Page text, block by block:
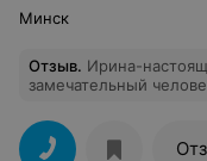
Минск
Отзыв. Ирина-
замечательный
создавать душевную
тактичности Ирины и